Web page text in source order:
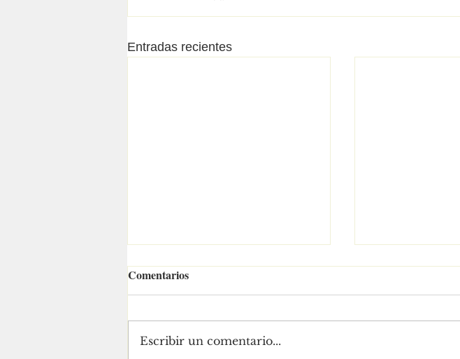
Entradas recientes
Comentarios
Escribir un comentario...